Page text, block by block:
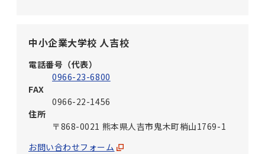
中小企業大学校 人吉校
電話番号（代表）
0966-23-6800
FAX
0966-22-1456
住所
〒868-0021 熊本県人吉市鬼木町梢山1769-1
お問い合わせフォーム